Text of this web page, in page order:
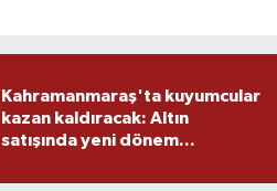
Kahramanmaraş'ta kuyumcular
kazan kaldıracak: Altın
satışında yeni dönem...